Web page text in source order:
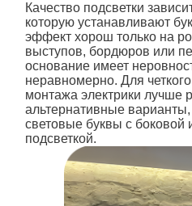
Качество подсветки
которую устанавливают
эффект хорош только на
выступов, бордюров или
основание имеет
неравномерно. Для
монтажа электрики лучше
альтернативные
световые буквы с боковой
подсветкой.